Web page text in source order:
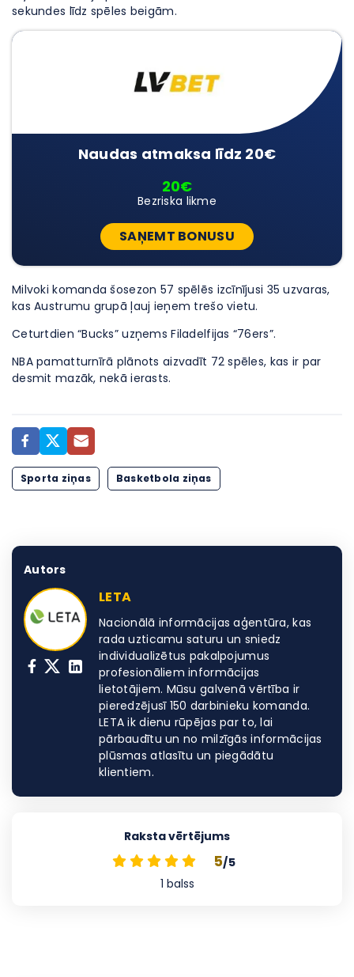
sekundes līdz spēles beigām.
Naudas atmaksa līdz 20€
20€
Bezriska likme
SAŅEMT BONUSU
Milvoki komanda šosezon 57 spēlēs izcīnījusi 35 uzvaras,
kas Austrumu grupā ļauj ieņem trešo vietu.
Ceturtdien “Bucks” uzņems Filadelfijas “76ers”.
NBA pamatturnīrā plānots aizvadīt 72 spēles, kas ir par
desmit mazāk, nekā ierasts.
Sporta ziņas Basketbola ziņas
Autors
LETA
Nacionālā informācijas aģentūra, kas
rada uzticamu saturu un sniedz
individualizētus pakalpojumus
profesionāliem informācijas
lietotājiem. Mūsu galvenā vērtība ir
pieredzējusī 150 darbinieku komanda.
LETA ik dienu rūpējas par to, lai
pārbaudītu un no milzīgās informācijas
plūsmas atlasītu un piegādātu
klientiem.
Raksta vērtējums
5/5
1 balss